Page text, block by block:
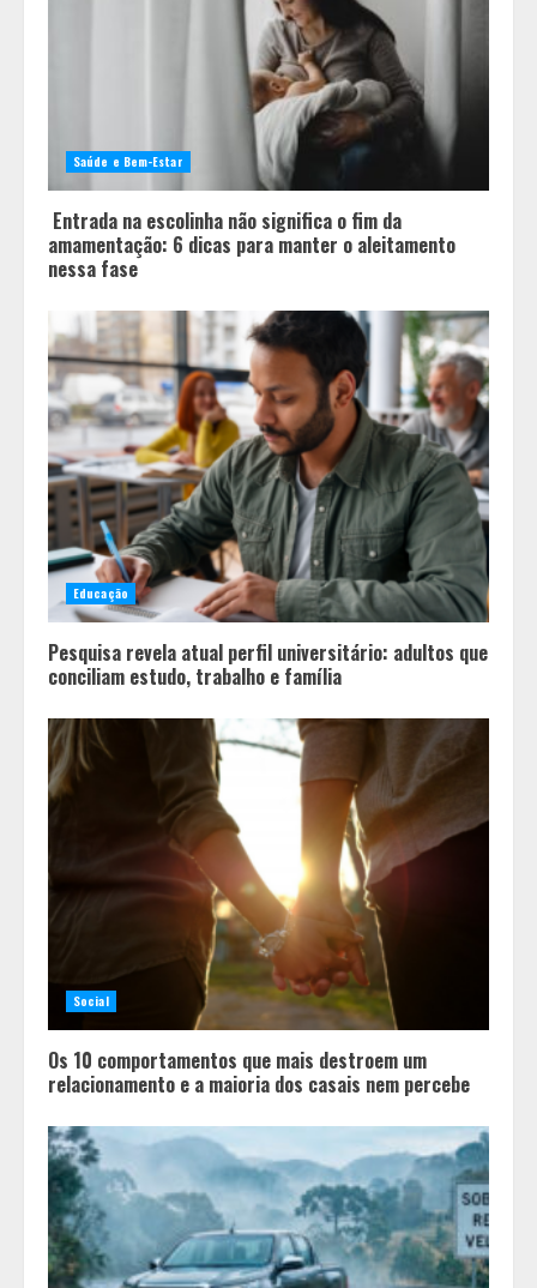
maioria dos casais nem percebe
Você sabia que o frio também afeta
os pneus? Veja cuidados
fundamentais antes de pegar a
estrada no inverno
Saúde e Bem-Estar
Entrada na escolinha não significa o fim da
amamentação: 6 dicas para manter o aleitamento
nessa fase
Educação
Pesquisa revela atual perfil universitário: adultos que
conciliam estudo, trabalho e família
Social
Os 10 comportamentos que mais destroem um
relacionamento e a maioria dos casais nem percebe